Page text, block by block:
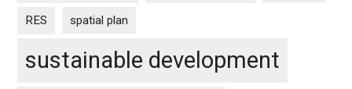
RES spatial plan
sustainable development